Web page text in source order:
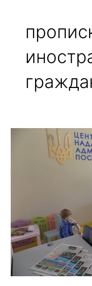
Официально
Иностранного